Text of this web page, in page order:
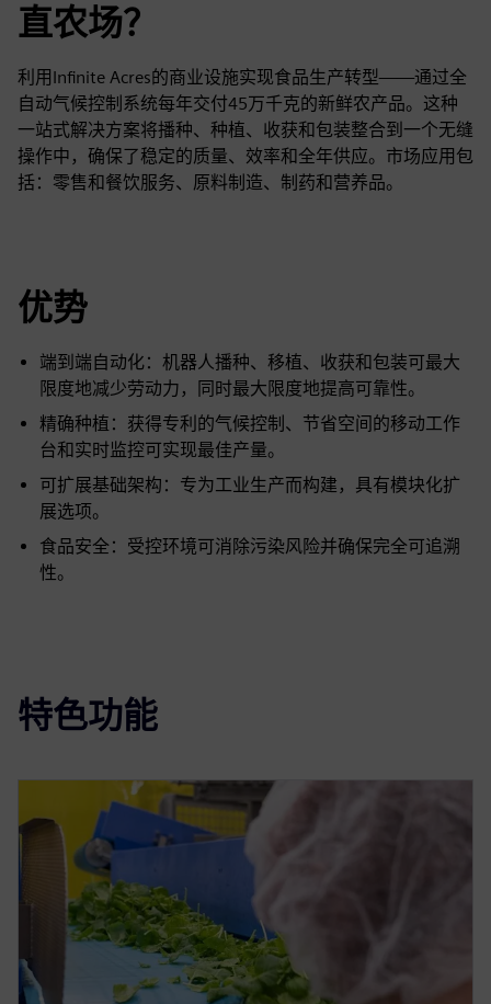
直农场？
利用Infinite Acres的商业设施实现食品生产转型——通过全
自动气候控制系统每年交付45万千克的新鲜农产品。这种
一站式解决方案将播种、种植、收获和包装整合到一个无缝
操作中，确保了稳定的质量、效率和全年供应。市场应用包
括：零售和餐饮服务、原料制造、制药和营养品。
优势
端到端自动化：机器人播种、移植、收获和包装可最大
限度地减少劳动力，同时最大限度地提高可靠性。
精确种植：获得专利的气候控制、节省空间的移动工作
台和实时监控可实现最佳产量。
可扩展基础架构：专为工业生产而构建，具有模块化扩
展选项。
食品安全：受控环境可消除污染风险并确保完全可追溯
性。
特色功能